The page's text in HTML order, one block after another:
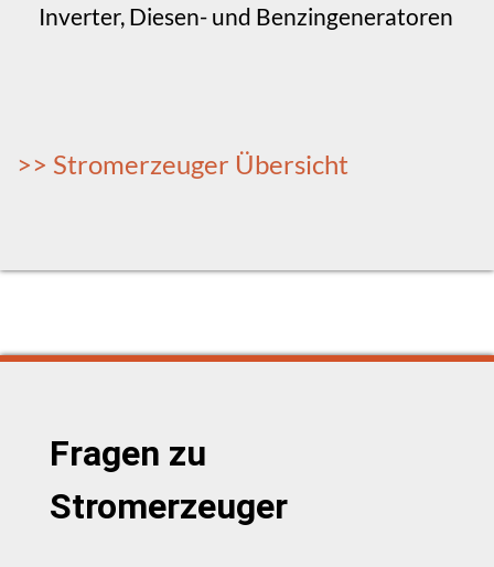
Inverter, Diesen- und Benzingeneratoren
>> Stromerzeuger Übersicht
Fragen zu
Stromerzeuger